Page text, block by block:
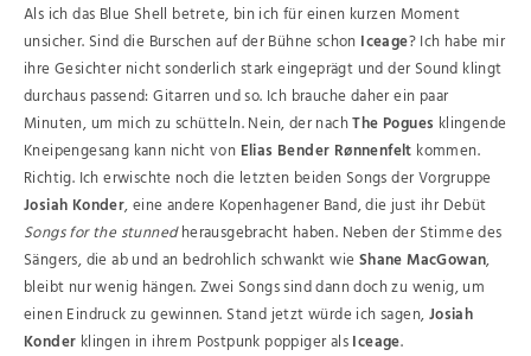
Als ich das Blue Shell betrete, bin ich für einen kurzen Moment
unsicher. Sind die Burschen auf der Bühne schon Iceage? Ich habe mir
ihre Gesichter nicht sonderlich stark eingeprägt und der Sound klingt
durchaus passend: Gitarren und so. Ich brauche daher ein paar
Minuten, um mich zu schütteln. Nein, der nachThe Pogues klingende
Kneipengesang kann nicht von Elias Bender Rønnenfelt kommen.
Richtig. Ich erwischte noch die letzten beiden Songs der Vorgruppe
Josiah Konder, eine andere Kopenhagener Band, die just ihr Debüt
Songs for the stunnedherausgebracht haben. Neben der Stimme des
Sängers, die ab und an bedrohlich schwankt wieShane MacGowan,
bleibt nur wenig hängen. Zwei Songs sind dann doch zu wenig, um
einen Eindruck zu gewinnen. Stand jetzt würde ich sagen,Josiah
Konder klingen in ihrem Postpunk poppiger alsIceage.